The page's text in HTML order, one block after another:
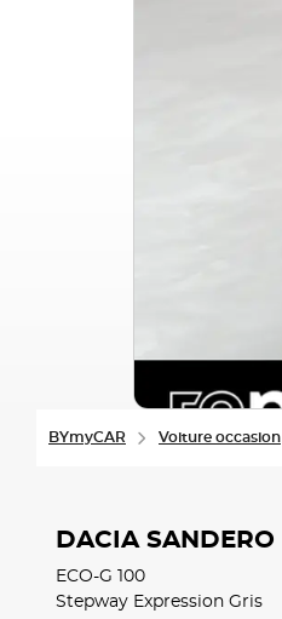
BYmyCAR Voiture occasion
DACIA SANDERO
ECO-G 100
Stepway Expression Gris